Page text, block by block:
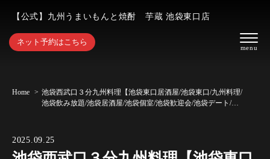
【公式】九州うまいもんと焼酎 芋蔵 池袋東口店
ネット予約はこちら
Home
池袋西武口３分九州料理【池袋東口居酒屋/池袋東口/九州料理/
池袋飲み放題/池袋居酒屋/池袋個室/池袋歓迎会/池袋デート/…
2025.09.25